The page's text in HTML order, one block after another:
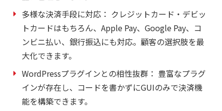
多様な決済手段に対応： クレジットカード・デビッ
トカードはもちろん、Apple Pay、Google Pay、コ
ンビニ払い、銀行振込にも対応。顧客の選択肢を最
大化できます。
WordPressプラグインとの相性抜群： 豊富なプラグ
インが存在し、コードを書かずにGUIのみで決済機
能を構築できます。